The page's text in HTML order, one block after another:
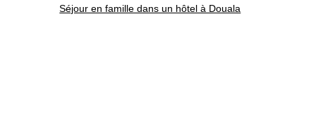
Séjour en famille dans un hôtel à Douala